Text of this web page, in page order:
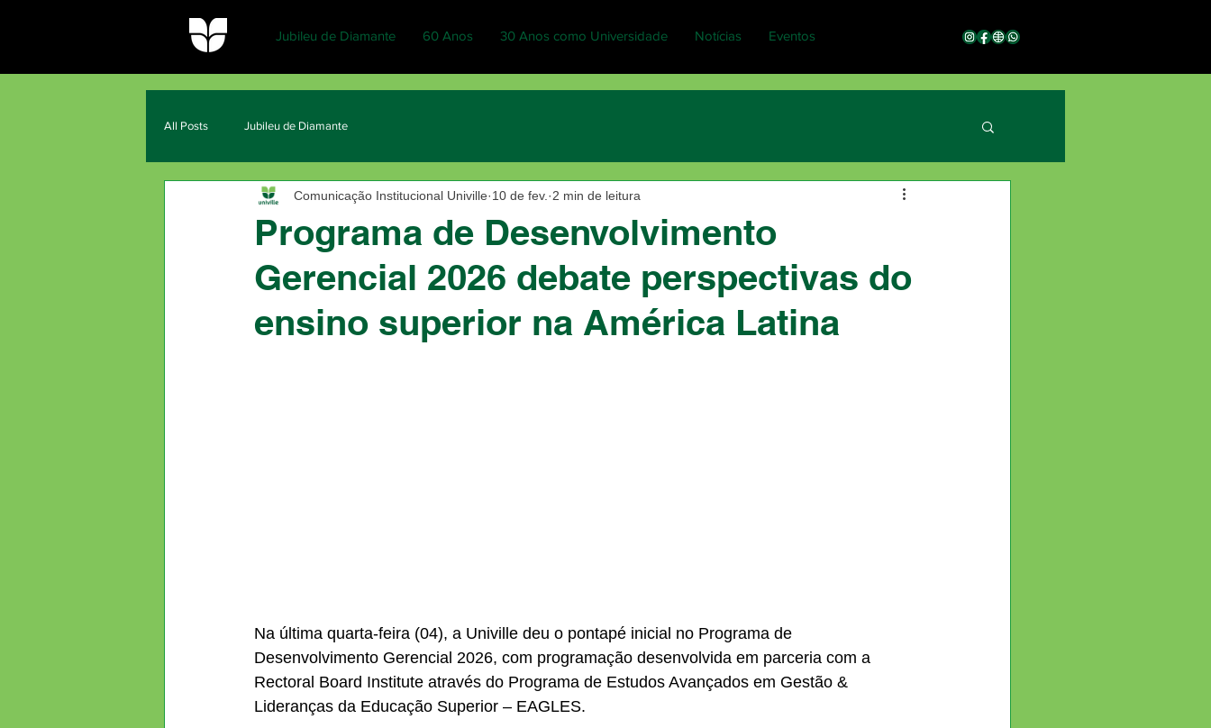
Jubileu de Diamante 60 Anos 30 Anos como Universidade Notícias Eventos
All Posts Jubileu de Diamante
Programa de Desenvolvimento
Gerencial 2026 debate perspectivas do
ensino superior na América Latina
Comunicação Institucional Univille 10 de fev. 2 min de leitura
Na última quarta-feira (04), a Univille deu o pontapé inicial no Programa de
Desenvolvimento Gerencial 2026, com programação desenvolvida em parceria com a
Rectoral Board Institute através do Programa de Estudos Avançados em Gestão &
Lideranças da Educação Superior – EAGLES.